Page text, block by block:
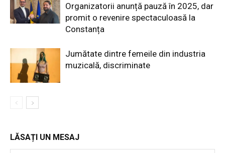
Organizatorii anunță pauză în 2025, dar
promit o revenire spectaculoasă la
Constanța
Jumătate dintre femeile din industria
muzicală, discriminate
LĂSAȚI UN MESAJ